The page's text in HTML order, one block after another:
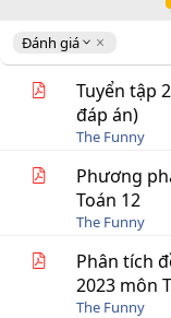
Đánh giá
D
e
Tuyển tập
đáp án)
The Funny
Phương
Toán 12
The Funny
Phân tích
2023 môn
The Funny